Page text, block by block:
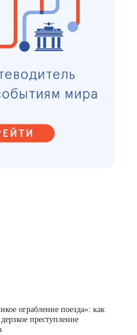
ограбление поезда»: как
преступление